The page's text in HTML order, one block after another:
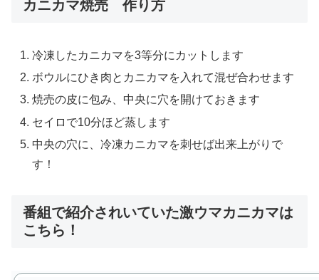
カニカマ焼売 作り方
冷凍したカニカマを3等分にカットします
ボウルにひき肉とカニカマを入れて混ぜ合わせます
焼売の皮に包み、中央に穴を開けておきます
セイロで10分ほど蒸します
中央の穴に、冷凍カニカマを刺せば出来上がりで
す！
番組で紹介されいていた激ウマカニカマは
こちら！